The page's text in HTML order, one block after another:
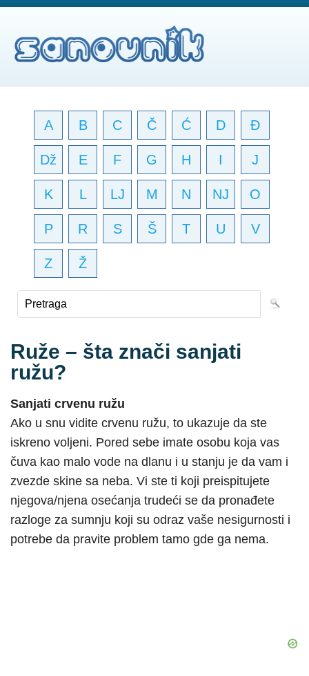
A B C Č Ć D Đ
Dž E F G H I J
K L LJ M N NJ O
P R S Š T U V
Z Ž
Ruže – šta znači sanjati
ružu?
Sanjati crvenu ružu
Ako u snu vidite crvenu ružu, to ukazuje da ste
iskreno voljeni. Pored sebe imate osobu koja vas
čuva kao malo vode na dlanu i u stanju je da vam i
zvezde skine sa neba. Vi ste ti koji preispitujete
njegova/njena osećanja trudeći se da pronađete
razloge za sumnju koji su odraz vaše nesigurnosti i
potrebe da pravite problem tamo gde ga nema.